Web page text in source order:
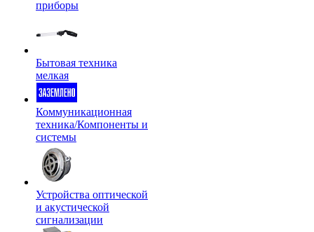
приборы
Бытовая техника
мелкая
Коммуникационная
техника/Компоненты и
системы
Устройства оптической
и акустической
сигнализации